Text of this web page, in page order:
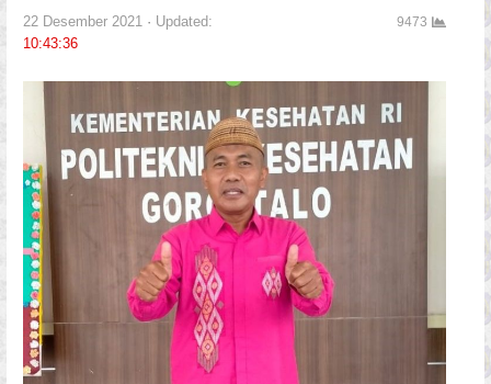
22 Desember 2021
Updated:
10:43:36
9473